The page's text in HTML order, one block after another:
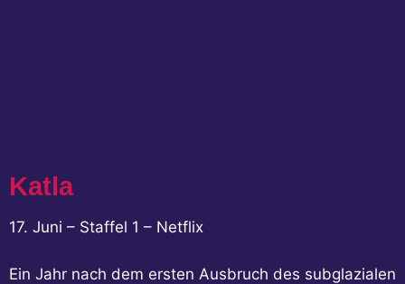
Katla
17. Juni – Staffel 1 – Netflix
Ein Jahr nach dem ersten Ausbruch des subglazialen